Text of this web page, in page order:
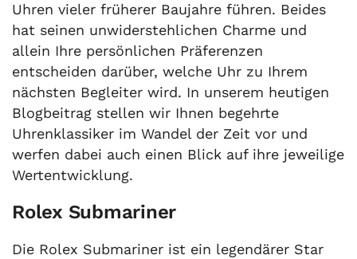
Uhren vieler früherer Baujahre führen. Beides
hat seinen unwiderstehlichen Charme und
allein Ihre persönlichen Präferenzen
entscheiden darüber, welche Uhr zu Ihrem
nächsten Begleiter wird. In unserem heutigen
Blogbeitrag stellen wir Ihnen begehrte
Uhrenklassiker im Wandel der Zeit vor und
werfen dabei auch einen Blick auf ihre jeweilige
Wertentwicklung.
Rolex Submariner
Die Rolex Submariner ist ein legendärer Star